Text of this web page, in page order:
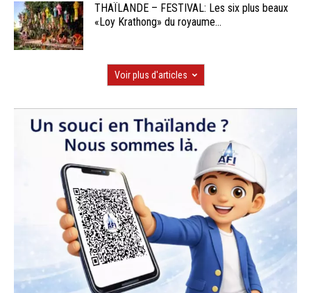
THAÏLANDE – FESTIVAL: Les six plus beaux
«Loy Krathong» du royaume...
Voir plus d'articles